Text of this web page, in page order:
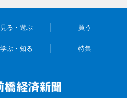
見る・遊ぶ 買う
学ぶ・知る 特集